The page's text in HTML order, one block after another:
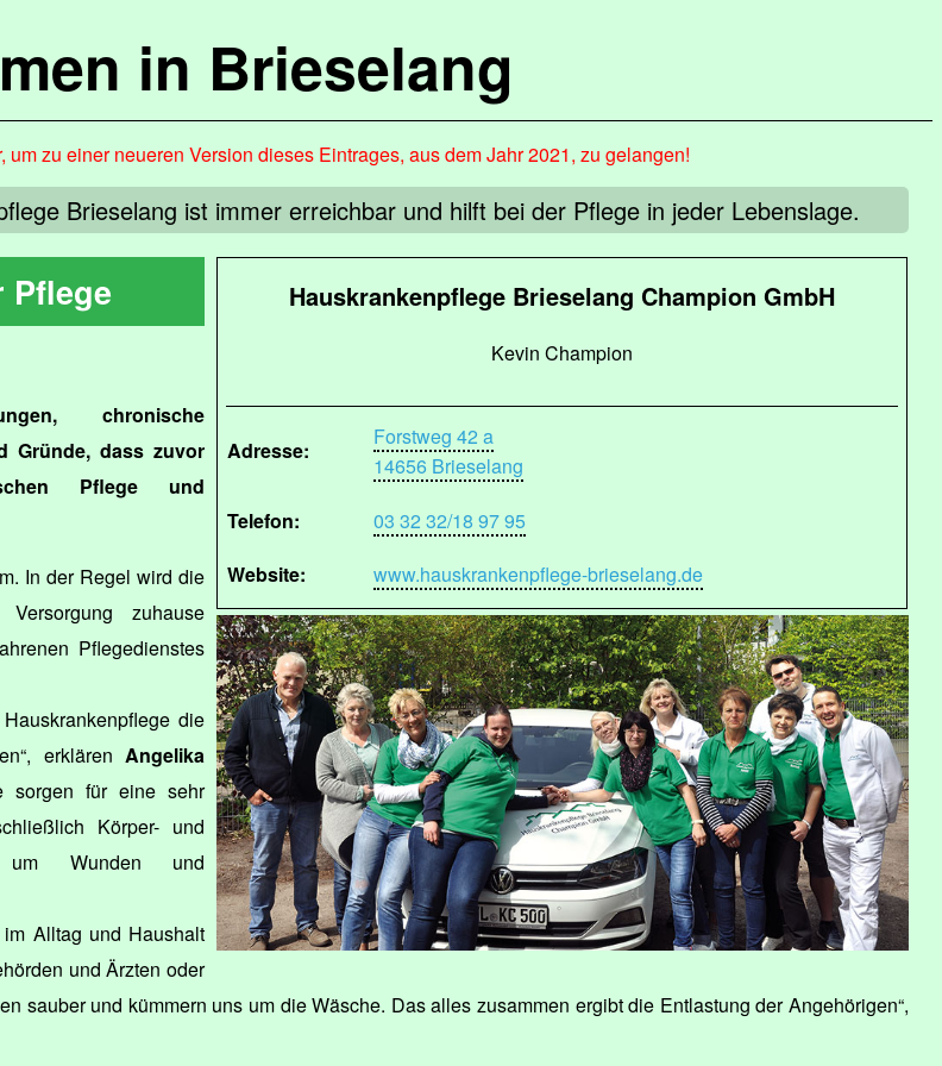
in Brieselang
um zu einer neueren Version dieses Eintrages, aus dem Jahr 2021, zu gelangen!
Brieselang ist immer erreichbar und hilft bei der Pflege in jeder Lebenslage.
Hauskrankenpflege Brieselang Champion GmbH
Kevin Champion
Adresse:
Forstweg 42 a
14656 Brieselang
Telefon:
03 32 32/18 97 95
Website:
www.hauskrankenpflege-brieselang.de
Pflege
chronische
Gründe, dass zuvor
Pflege und
In der Regel wird die
zuhause
Pflegedienstes
die
erklärenAngelika
sorgen für eine sehr
Körper- und
um Wunden und
Alltag und Haushalt
und Ärzten oder
sauber und kümmern uns um die Wäsche. Das alles zusammen ergibt die Entlastung der Angehörigen“,